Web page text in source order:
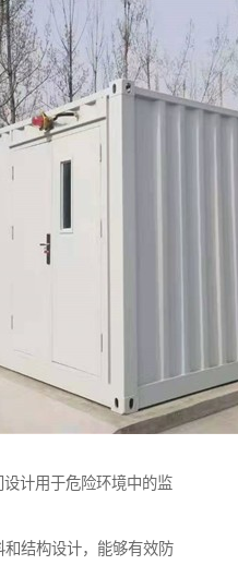
计用于危险环境中的监
结构设计，能够有效防